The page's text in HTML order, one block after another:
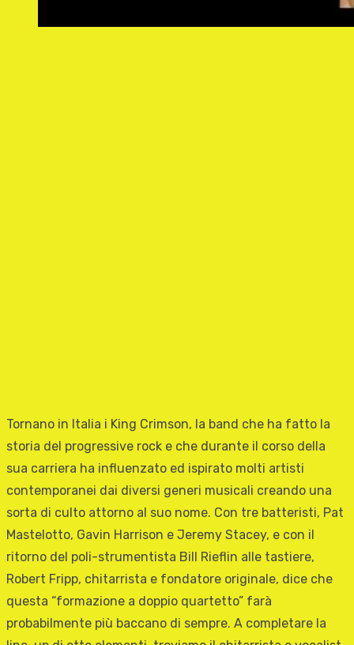
Tornano in Italia i King Crimson, la band che ha fatto la
storia del progressive rock e che durante il corso della
sua carriera ha influenzato ed ispirato molti artisti
contemporanei dai diversi generi musicali creando una
sorta di culto attorno al suo nome. Con tre batteristi, Pat
Mastelotto, Gavin Harrison e Jeremy Stacey, e con il
ritorno del poli-strumentista Bill Rieflin alle tastiere,
Robert Fripp, chitarrista e fondatore originale, dice che
questa “formazione a doppio quartetto” farà
probabilmente più baccano di sempre. A completare la